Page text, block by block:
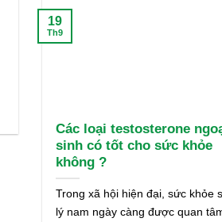
Các loại testosterone
sinh có tốt cho sức khỏe
không ?
Trong xã hội hiện đại, sức khỏe
lý nam ngày càng được quan
19
Th9